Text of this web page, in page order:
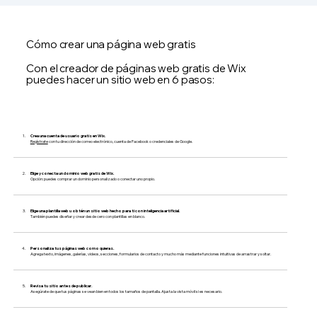
Cómo crear una página web gratis
Con el creador de páginas web gratis de Wix
puedes hacer un sitio web en 6 pasos:
Crea una cuenta de usuario gratis en Wix.
Regístratecon tu dirección de correo electrónico, cuenta de Facebook o credenciales de Google.
Elige y conecta un dominio web gratis de Wix.
Opción: puedes comprar un dominio personalizado o conectar uno propio.
Elige una plantilla web u obtén un sitio web hecho para ti con inteligencia artificial.
También puedes diseñar y crear desde cero con plantillas en blanco.
Personaliza tus páginas web como quieras.
Agrega texto, imágenes, galerías, videos, secciones, formularios de contacto y mucho más mediante funciones intuitivas de arrastrar y soltar.
Revisa tu sitio antes de publicar.
Asegúrate de que tus páginas se vean bien en todos los tamaños de pantalla. Ajusta la vista móvil si es necesario.